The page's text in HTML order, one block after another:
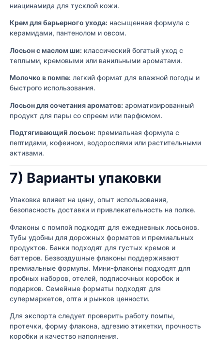
ниацинамида для тусклой кожи.
Крем для барьерного ухода: насыщенная формула с
керамидами, пантенолом и овсом.
Лосьон с маслом ши: классический богатый уход с
теплыми, кремовыми или ванильными ароматами.
Молочко в помпе: легкий формат для влажной погоды и
быстрого использования.
Лосьон для сочетания ароматов: ароматизированный
продукт для пары со спреем или парфюмом.
Подтягивающий лосьон: премиальная формула с
пептидами, кофеином, водорослями или растительными
активами.
7) Варианты упаковки
Упаковка влияет на цену, опыт использования,
безопасность доставки и привлекательность на полке.
Флаконы с помпой подходят для ежедневных лосьонов.
Тубы удобны для дорожных форматов и премиальных
продуктов. Банки подходят для густых кремов и
баттеров. Безвоздушные флаконы поддерживают
премиальные формулы. Мини-флаконы подходят для
пробных наборов, отелей, подписочных коробок и
подарков. Семейные форматы подходят для
супермаркетов, опта и рынков ценности.
Для экспорта следует проверить работу помпы,
протечки, форму флакона, адгезию этикетки, прочность
коробки и качество наполнения.